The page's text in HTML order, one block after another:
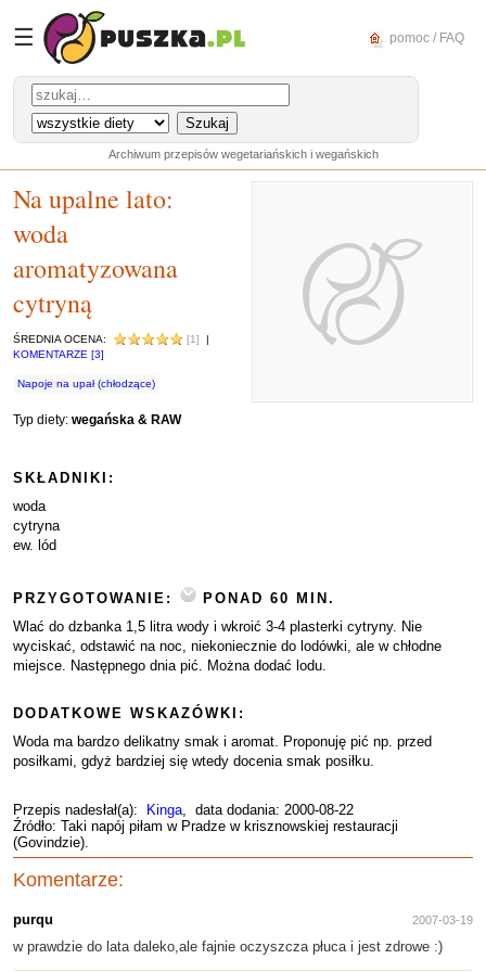
☰ pomoc / FAQ
Archiwum przepisów wegetariańskich i wegańskich
Na upalne lato:
woda
aromatyzowana
cytryną
ŚREDNIA OCENA: [1]
|
KOMENTARZE [3]
Napoje na upał (chłodzące)
Typ diety: wegańska & RAW
SKŁADNIKI:
woda
cytryna
ew. lód
PRZYGOTOWANIE:
PONAD 60 MIN.
Wlać do dzbanka 1,5 litra wody i wkroić 3-4 plasterki cytryny. Nie
wyciskać, odstawić na noc, niekoniecznie do lodówki, ale w chłodne
miejsce. Następnego dnia pić. Można dodać lodu.
DODATKOWE WSKAZÓWKI:
Woda ma bardzo delikatny smak i aromat. Proponuję pić np. przed
posiłkami, gdyż bardziej się wtedy docenia smak posiłku.
Przepis nadesłał(a): Kinga, data dodania: 2000-08-22
Źródło: Taki napój piłam w Pradze w krisznowskiej restauracji
(Govindzie).
Komentarze:
purqu 2007-03-19
w prawdzie do lata daleko,ale fajnie oczyszcza płuca i jest zdrowe :)